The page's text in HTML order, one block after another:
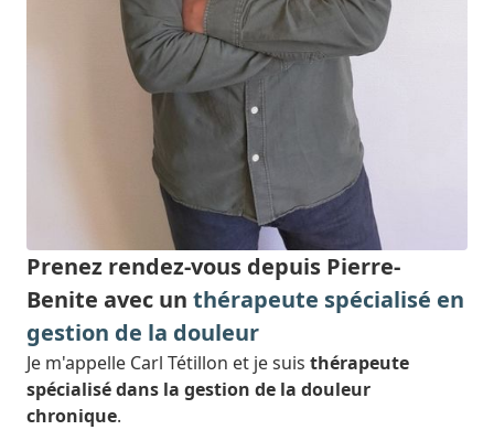
Prenez rendez-vous depuis Pierre-
Benite avec un thérapeute spécialisé en
gestion de la douleur
Je m'appelle Carl Tétillon et je suis thérapeute
spécialisé dans la gestion de la douleur
chronique.